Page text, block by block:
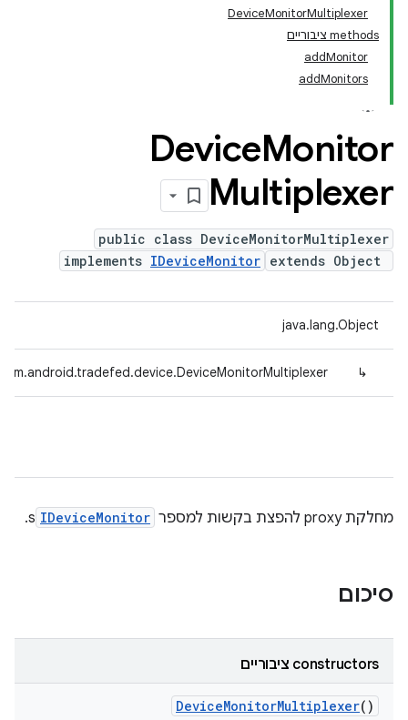
DeviceMonitorMultiplexer
‫methods ציבוריים
addMonitor
addMonitors
DeviceMonitor
Multiplexer
public class DeviceMonitorMultiplexer
extends Object
implements IDeviceMonitor
java.lang.Object
↳
מחלקת proxy להפצת בקשות למספר IDeviceMonitor
s.
סיכום
‫constructors ציבוריים
DeviceMonitorMultiplexer()